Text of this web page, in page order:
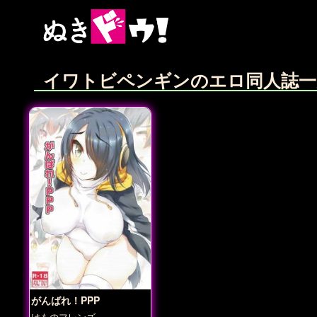
イワトビペンギンのエロ同人誌
がんばれ！PPP